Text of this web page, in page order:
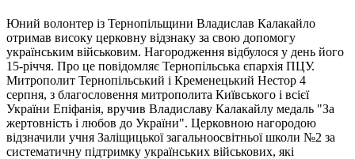
Юний волонтер із Тернопільщини Владислав Калакайло
отримав високу церковну відзнаку за свою допомогу
українським військовим. Нагородження відбулося у день його
15-річчя. Про це повідомляє Тернопільська єпархія ПЦУ.
Митрополит Тернопільський і Кременецький Нестор 4
серпня, з благословення митрополита Київського і всієї
України Епіфанія, вручив Владиславу Калакайлу медаль "За
жертовність і любов до України". Церковною нагородою
відзначили учня Заліщицької загальноосвітньої школи №2 за
систематичну підтримку українських військових, які